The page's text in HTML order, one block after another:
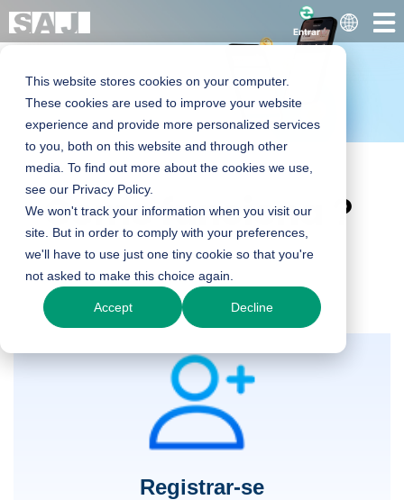
This website stores cookies on your computer.
These cookies are used to improve your website
experience and provide more personalized services
to you, both on this website and through other
media. To find out more about the cookies we use,
see our Privacy Policy.
We won't track your information when you visit our
site. But in order to comply with your preferences,
we'll have to use just one tiny cookie so that you're
not asked to make this choice again.
Accept Decline
Entrar
Instalador SAJ
Programa de
Recompensa de
Pontos
Torne-se um instalador certificado SAJ agora
e ganhe pontos para
Prêmios exclusivos no SAJ Points Mall!
Como funciona？
Registrar-se